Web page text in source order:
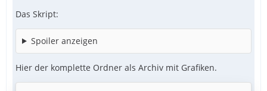
Das Skript:
Spoiler anzeigen
Hier der komplette Ordner als Archiv mit Grafiken.